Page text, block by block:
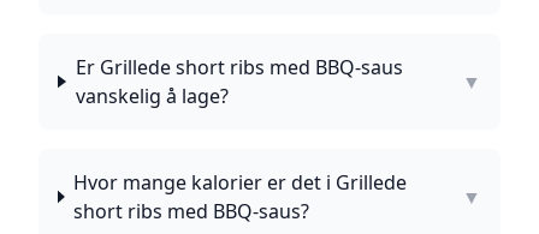
Er Grillede short ribs med BBQ-saus
vanskelig å lage?
▼
Hvor mange kalorier er det i Grillede
short ribs med BBQ-saus?
▼